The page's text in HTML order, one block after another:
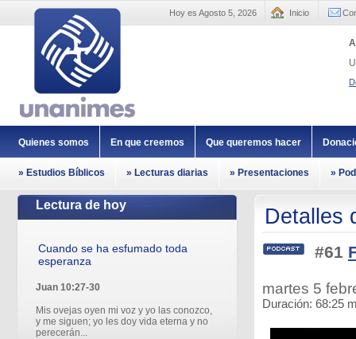
Hoy es Agosto 5, 2026 Inicio
Quienes somos En que creemos Que queremos hacer
» Estudios Bíblicos » Lecturas diarias » Presentaciones »
Lectura de hoy
Cuando se ha esfumado toda
esperanza
Juan 10:27-30
Mis ovejas oyen mi voz y yo las conozco,
y me siguen; yo les doy vida eterna y no
perecerán...
Detalles
#61
martes 5
Duración: 68:25